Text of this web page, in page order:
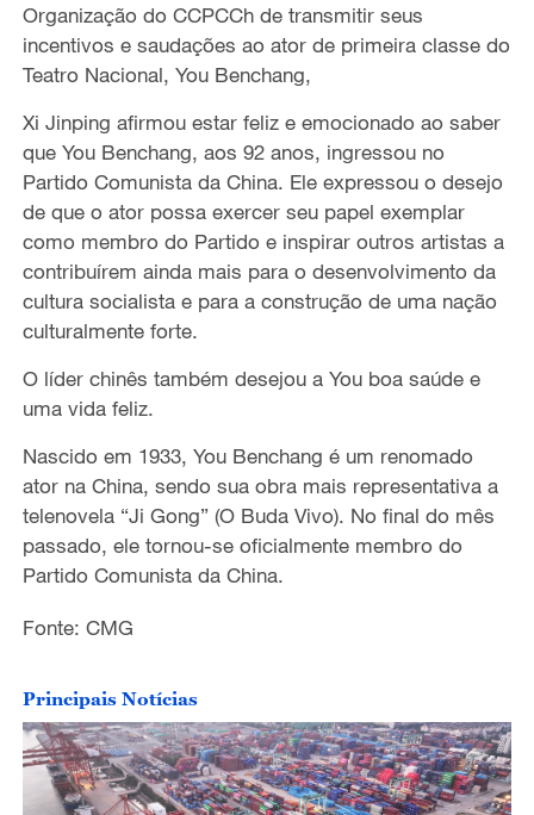
Organização do CCPCCh de transmitir seus
incentivos e saudações ao ator de primeira classe do
Teatro Nacional, You Benchang,
Xi Jinping afirmou estar feliz e emocionado ao saber
que You Benchang, aos 92 anos, ingressou no
Partido Comunista da China. Ele expressou o desejo
de que o ator possa exercer seu papel exemplar
como membro do Partido e inspirar outros artistas a
contribuírem ainda mais para o desenvolvimento da
cultura socialista e para a construção de uma nação
culturalmente forte.
O líder chinês também desejou a You boa saúde e
uma vida feliz.
Nascido em 1933, You Benchang é um renomado
ator na China, sendo sua obra mais representativa a
telenovela “Ji Gong” (O Buda Vivo). No final do mês
passado, ele tornou-se oficialmente membro do
Partido Comunista da China.
Fonte: CMG
Principais Notícias